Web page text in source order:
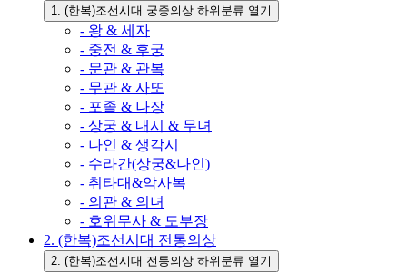
1. (한복)조선시대 궁중의상 하위분류 열기
- 왕 & 세자
- 중전 & 후궁
- 문관 & 관복
- 무관 & 사또
- 포졸 & 나장
- 상궁 & 내시 & 무녀
- 나인 & 생각시
- 수라간(상궁&나인)
- 취타대&악사복
- 의관 & 의녀
- 호위무사 & 도부장
2. (한복)조선시대 전통의상
2. (한복)조선시대 전통의상 하위분류 열기